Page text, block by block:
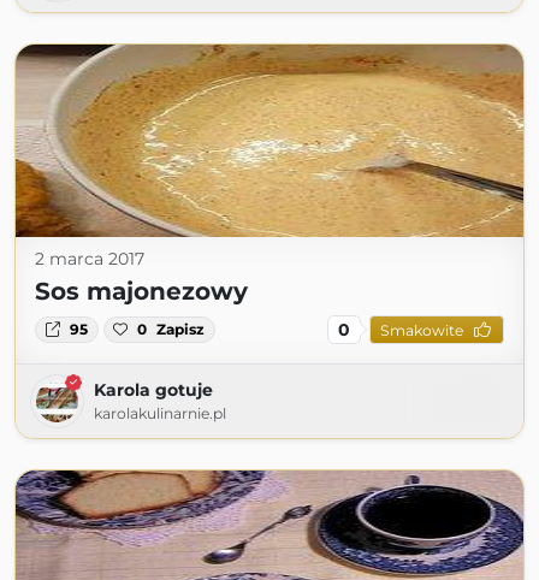
2 marca 2017
Sos majonezowy
95 0 Zapisz 0 Smakowite
Karola gotuje
karolakulinarnie.pl